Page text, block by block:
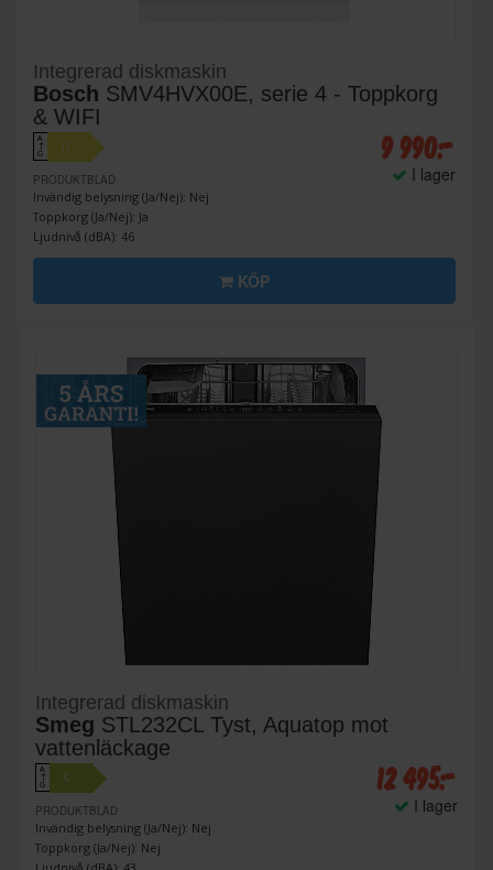
Integrerad diskmaskin
Bosch SMV4HVX00E, serie 4 - Toppkorg
& WIFI
A
↑
G
D
PRODUKTBLAD
Invändig belysning (Ja/Nej): Nej
Toppkorg (Ja/Nej): Ja
Ljudnivå (dBA): 46
9 990:-
I lager
KÖP
Integrerad diskmaskin
Smeg STL232CL Tyst, Aquatop mot
vattenläckage
A
↑
G
C
PRODUKTBLAD
Invändig belysning (Ja/Nej): Nej
Toppkorg (Ja/Nej): Nej
12 495:-
I lager